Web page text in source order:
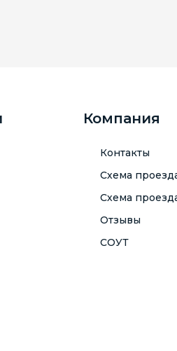
Компания
Контакты
Схема
Схема
Отзывы
СОУТ